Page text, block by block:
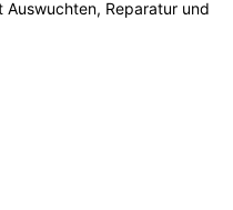
Auswuchten, Reparatur und